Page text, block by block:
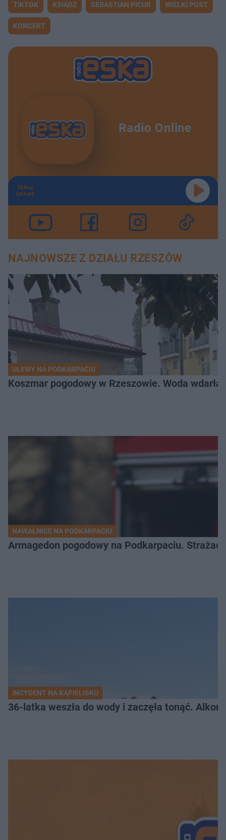
TIKTOK KSIĄDZ SEBASTIAN PICUR WIELKI POST
KONCERT
Radio Online
TERAZ
GRAMY
NAJNOWSZE Z DZIAŁU RZESZÓW
ULEWY NA PODKARPACIU
Koszmar pogodowy w Rzeszowie. Woda
NAWAŁNICE NA PODKARPACIU
Armagedon pogodowy na Podkarpaciu.
INCYDENT NA KĄPIELISKU
36-latka weszła do wody i zaczęła tonąć.